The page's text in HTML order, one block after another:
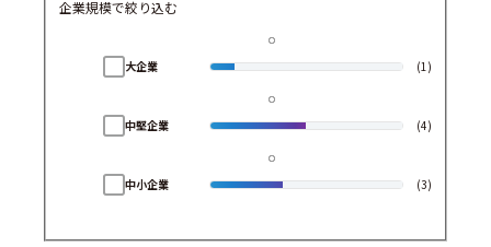
企業規模で絞り込む
大企業 (1)
中堅企業 (4)
中小企業 (3)